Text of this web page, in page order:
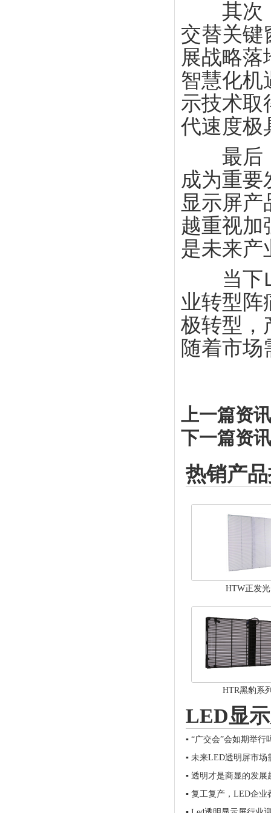
其次，
交替关键
展战略落
智慧化
示技术取
代速度极
最后，
成为重要
显示屏产
越重视加
是未来产
当下
业转型阵
极转型，
随着市
上一篇资
下一篇资
热销产
HTW正发光
HTR黑豹系
LED显
▪“广交会”会如期举行
▪未来LED透明屏市场
▪透明才是商显的发展
▪复工复产，LED企业